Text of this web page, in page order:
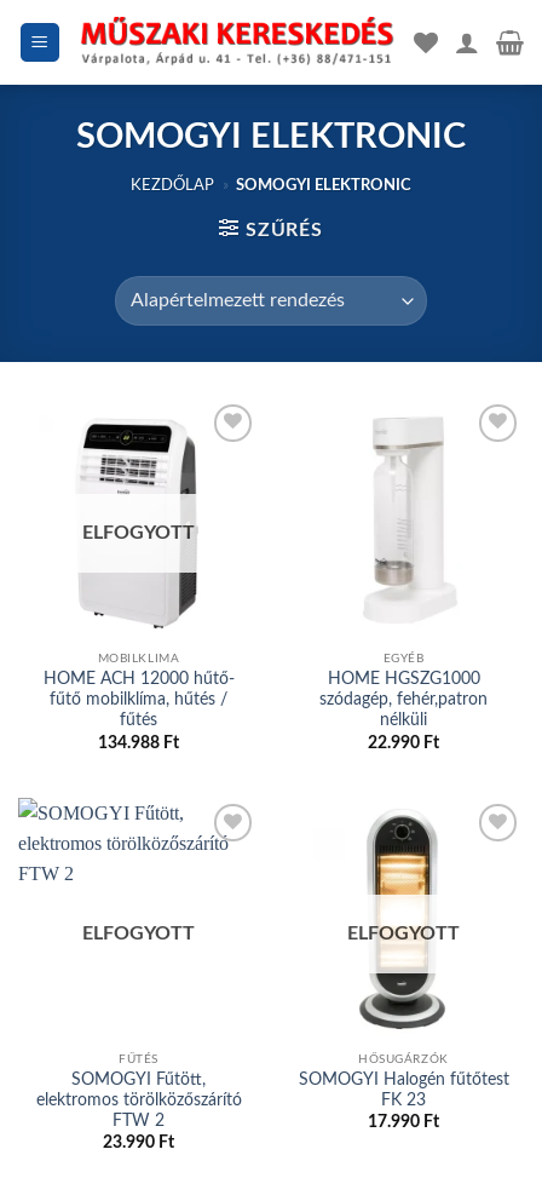
SOMOGYI ELEKTRONIC
KEZDŐLAP » SOMOGYI ELEKTRONIC
SZŰRÉS
ELFOGYOTT
MOBILKLIMA
HOME ACH 12000 hűtő-
fűtő mobilklíma, hűtés /
fűtés
134.988 Ft
EGYÉB
HOME HGSZG1000
szódagép, fehér,patron
nélküli
22.990 Ft
ELFOGYOTT
FŰTÉS
SOMOGYI Fűtött,
elektromos törölközőszárító
FTW 2
23.990 Ft
ELFOGYOTT
HŐSUGÁRZÓK
SOMOGYI Halogén fűtőtest
FK 23
17.990 Ft